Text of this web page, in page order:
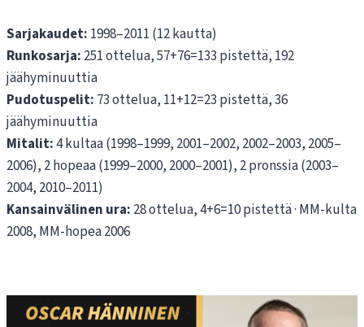
Sarjakaudet: 1998–2011 (12 kautta)
Runkosarja: 251 ottelua, 57+76=133 pistettä, 192
jäähyminuuttia
Pudotuspelit: 73 ottelua, 11+12=23 pistettä, 36
jäähyminuuttia
Mitalit:4 kultaa (1998–1999, 2001–2002, 2002–2003, 2005–
2006), 2 hopeaa (1999–2000, 2000–2001), 2 pronssia (2003–
2004, 2010–2011)
Kansainvälinen ura: 28 ottelua, 4+6=10 pistettä · MM-kulta
2008, MM-hopea 2006